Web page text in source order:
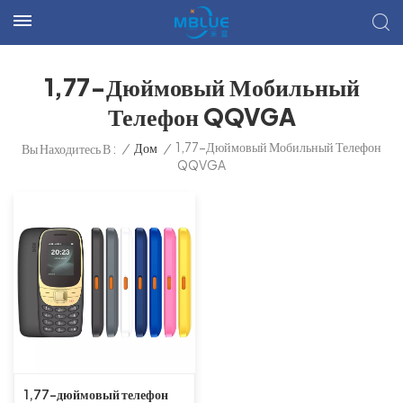
1,77-Дюймовый Мобильный
Телефон QQVGA
Вы Находитесь В : / Дом / 1,77-Дюймовый Мобильный Телефон
QQVGA
1,77-дюймовый телефон